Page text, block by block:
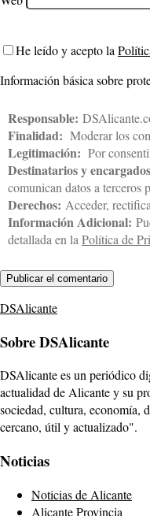
He leído y acepto la
Información básica sobre
Responsable:
Finalidad: Moderar los
Legitimación: Por
Destinatarios y
comunican datos a terceros
Derechos: Acceder,
Información Adicional:
detallada en la Política de
DSAlicante
Sobre DSAlicante
DSAlicante es un periódico
actualidad de Alicante y su
sociedad, cultura, economía,
cercano, útil y actualizado".
Noticias
Noticias de Alicante
Alicante Provincia